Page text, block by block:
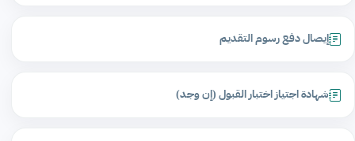
إيصال دفع رسوم التقديم
شهادة اجتياز اختبار القبول (إن وجد)